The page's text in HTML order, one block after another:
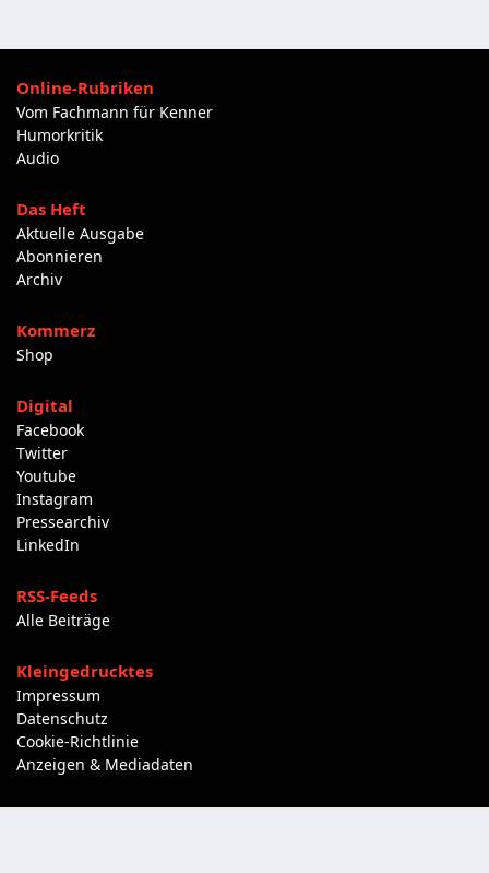
Online-Rubriken
Vom Fachmann für Kenner
Humorkritik
Audio
Das Heft
Aktuelle Ausgabe
Abonnieren
Archiv
Kommerz
Shop
Digital
Facebook
Twitter
Youtube
Instagram
Pressearchiv
LinkedIn
RSS-Feeds
Alle Beiträge
Kleingedrucktes
Impressum
Datenschutz
Cookie-Richtlinie
Anzeigen & Mediadaten